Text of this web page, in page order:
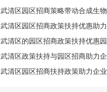
武清区园区招商策略带动合成生物
武清区园区招商政策扶持优惠助力
武清区的园区招商政策扶持优惠园
武清区政策扶持与园区招商助力企
武清区园区招商扶持政策助力企业